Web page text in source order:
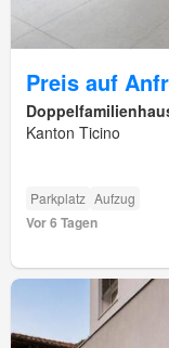
Preis auf
Kanton Ticino
Parkplatz Aufzug
Vor 6 Tagen